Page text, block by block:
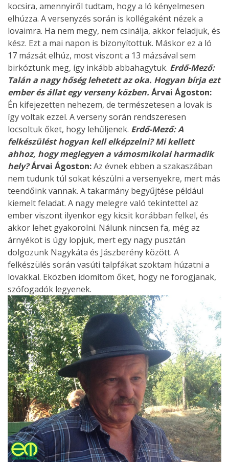
kocsira, amennyiről tudtam, hogy a ló kényelmesen
elhúzza. A versenyzés során is kollégaként nézek a
lovaimra. Ha nem megy, nem csinálja, akkor feladjuk, és
kész. Ezt a mai napon is bizonyítottuk. Máskor ez a ló
17 mázsát elhúz, most viszont a 13 mázsával sem
birkóztunk meg, így inkább abbahagytuk. Erdő-Mező:
Talán a nagy hőség lehetett az oka. Hogyan bírja ezt
ember és állat egy verseny közben. Árvai Ágoston:
Én kifejezetten nehezem, de természetesen a lovak is
így voltak ezzel. A verseny során rendszeresen
locsoltuk őket, hogy lehűljenek. Erdő-Mező: A
felkészülést hogyan kell elképzelni? Mi kellett
ahhoz, hogy meglegyen a vámosmikolai harmadik
hely?Árvai Ágoston:Az évnek ebben a szakaszában
nem tudunk túl sokat készülni a versenyekre, mert más
teendőink vannak. A takarmány begyűjtése például
kiemelt feladat. A nagy melegre való tekintettel az
ember viszont ilyenkor egy kicsit korábban felkel, és
akkor lehet gyakorolni. Nálunk nincsen fa, még az
árnyékot is úgy lopjuk, mert egy nagy pusztán
dolgozunk Nagykáta és Jászberény között. A
felkészülés során vasúti talpfákat szoktam húzatni a
lovakkal. Eközben idomítom őket, hogy ne forogjanak,
szófogadók legyenek.